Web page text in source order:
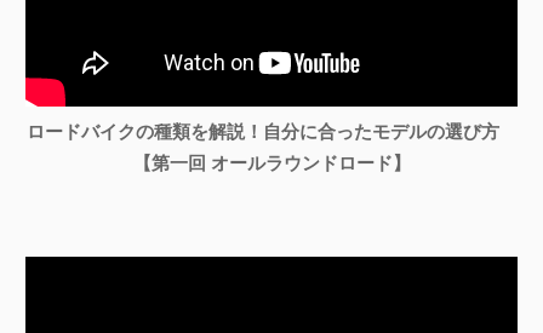
ロードバイクの種類を解説！自分に合ったモデルの選び方
【第一回 オールラウンドロード】